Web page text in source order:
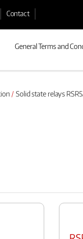
Contact
General Terms and
Solid state relays